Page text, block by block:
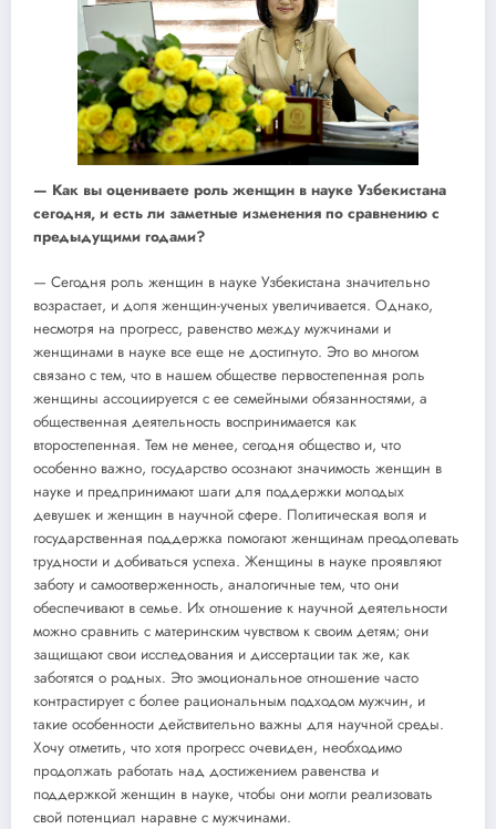
— Как вы оцениваете роль женщин в науке Узбекистана
сегодня, и есть ли заметные изменения по сравнению с
предыдущими годами?
— Сегодня роль женщин в науке Узбекистана значительно
возрастает, и доля женщин-ученых увеличивается. Однако,
несмотря на прогресс, равенство между мужчинами и
женщинами в науке все еще не достигнуто. Это во многом
связано с тем, что в нашем обществе первостепенная роль
женщины ассоциируется с ее семейными обязанностями, а
общественная деятельность воспринимается как
второстепенная. Тем не менее, сегодня общество и, что
особенно важно, государство осознают значимость женщин в
науке и предпринимают шаги для поддержки молодых
девушек и женщин в научной сфере. Политическая воля и
государственная поддержка помогают женщинам преодолевать
трудности и добиваться успеха. Женщины в науке проявляют
заботу и самоотверженность, аналогичные тем, что они
обеспечивают в семье. Их отношение к научной деятельности
можно сравнить с материнским чувством к своим детям; они
защищают свои исследования и диссертации так же, как
заботятся о родных. Это эмоциональное отношение часто
контрастирует с более рациональным подходом мужчин, и
такие особенности действительно важны для научной среды.
Хочу отметить, что хотя прогресс очевиден, необходимо
продолжать работать над достижением равенства и
поддержкой женщин в науке, чтобы они могли реализовать
свой потенциал наравне с мужчинами.